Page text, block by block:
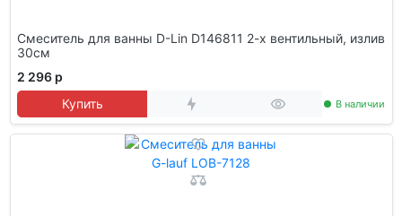
Смеситель для ванны D-Lin D146811 2-х вентильный, излив
30см
2 296 р
Купить
В наличии